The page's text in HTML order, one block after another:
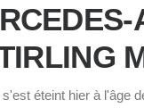
éteint hier à l'âge